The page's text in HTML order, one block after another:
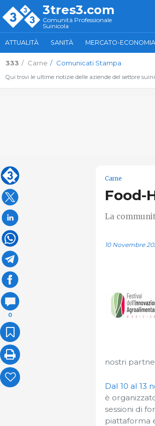
3tres3.com
Comunità Professionale
Suinicola
ATTUALITÀ SANITÀ MERCATO-ECONOMIA
333 Carne Comunicati Stampa
Qui trovi le ultime notizie delle aziende del settore
0
Carne
Food-
La
10 Novembre
nostri
Dal 10 al 13
è
sessioni di
piattaforma